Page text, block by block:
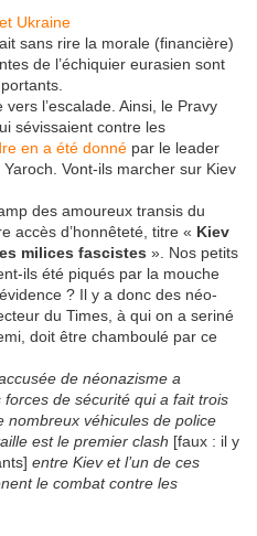
sans rire la morale (financière)
de l’échiquier eurasien sont
l’escalade. Ainsi, le Pravy
sévissaient contre les
en a été donné par le leader
Vont-ils marcher sur Kiev
des amoureux transis du
accès d’honnêteté, titre « Kiev
milices fascistes ». Nos petits
ils été piqués par la mouche
? Il y a donc des néo-
du Times, à qui on a seriné
doit être chamboulé par ce
de néonazisme a
de sécurité qui a fait trois
nombreux véhicules de police
est le premier clash [faux : il y
entre Kiev et l’un de ces
le combat contre les